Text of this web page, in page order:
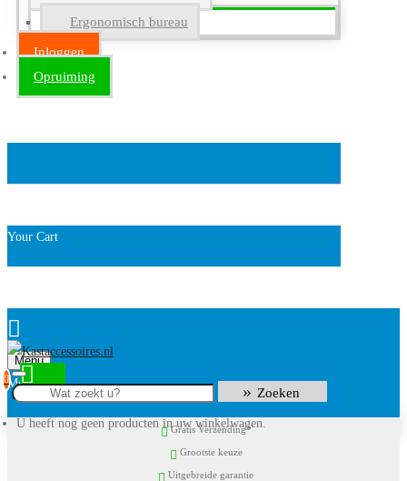
Ergonomisch bureau
Inloggen
Opruiming
Your Cart
Menu
0
U heeft nog geen producten in uw winkelwagen.
Zoeken
Gratis Verzending*
Grootste keuze
Uitgebreide garantie